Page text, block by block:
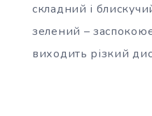
складний і
зелений –
виходить різкий